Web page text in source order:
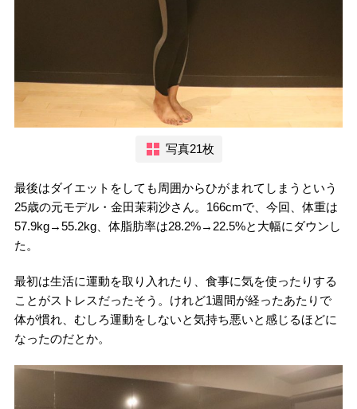
写真21枚
最後はダイエットをしても周囲からひがまれてしまうという
25歳の元モデル・金田茉莉沙さん。166cmで、今回、体重は
57.9kg→55.2kg、体脂肪率は28.2%→22.5%と大幅にダウンし
た。
最初は生活に運動を取り入れたり、食事に気を使ったりする
ことがストレスだったそう。けれど1週間が経ったあたりで
体が慣れ、むしろ運動をしないと気持ち悪いと感じるほどに
なったのだとか。